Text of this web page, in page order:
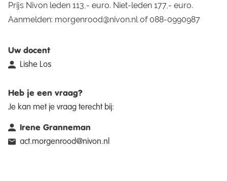
Prijs Nivon leden 113,- euro. Niet-leden 177,- euro.
Aanmelden: morgenrood@nivon.nlof 088-0990987
Uw docent
Lishe Los
Heb je een vraag?
Je kan met je vraag terecht bij:
Irene Granneman
act.morgenrood@nivon.nl